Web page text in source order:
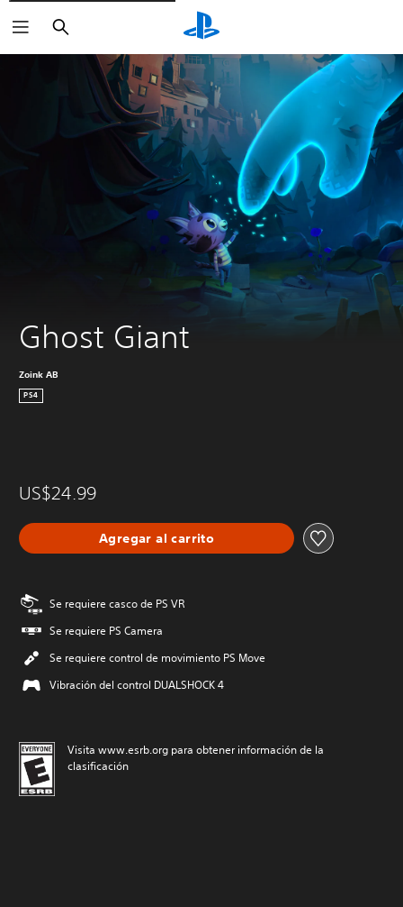
Buscar
Ghost Giant
Zoink AB
PS4
US$24.99
Agregar al carrito
Se requiere casco de PS VR
Se requiere PS Camera
Se requiere control de movimiento PS Move
Vibración del control DUALSHOCK 4
Visita www.esrb.org para obtener información de la
clasificación